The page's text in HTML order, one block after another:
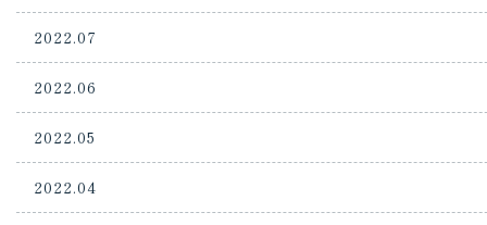
2022.07
2022.06
2022.05
2022.04